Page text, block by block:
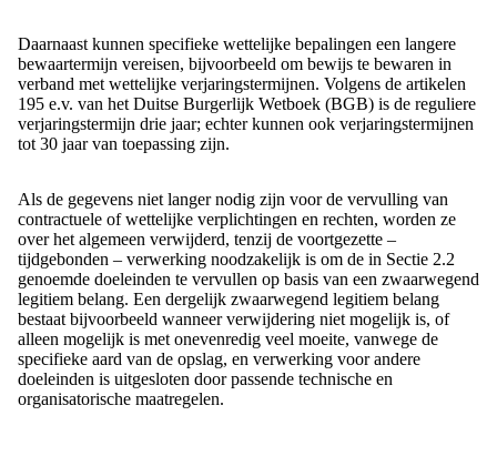
Daarnaast kunnen specifieke wettelijke bepalingen een langere
bewaartermijn vereisen, bijvoorbeeld om bewijs te bewaren in
verband met wettelijke verjaringstermijnen. Volgens de artikelen
195 e.v. van het Duitse Burgerlijk Wetboek (BGB) is de reguliere
verjaringstermijn drie jaar; echter kunnen ook verjaringstermijnen
tot 30 jaar van toepassing zijn.
Als de gegevens niet langer nodig zijn voor de vervulling van
contractuele of wettelijke verplichtingen en rechten, worden ze
over het algemeen verwijderd, tenzij de voortgezette –
tijdgebonden – verwerking noodzakelijk is om de in Sectie 2.2
genoemde doeleinden te vervullen op basis van een zwaarwegend
legitiem belang. Een dergelijk zwaarwegend legitiem belang
bestaat bijvoorbeeld wanneer verwijdering niet mogelijk is, of
alleen mogelijk is met onevenredig veel moeite, vanwege de
specifieke aard van de opslag, en verwerking voor andere
doeleinden is uitgesloten door passende technische en
organisatorische maatregelen.